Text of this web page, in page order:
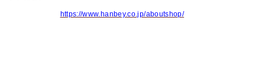
https://www.hanbey.co.jp/aboutshop/